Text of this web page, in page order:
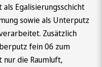
Egalisierungsschicht
sowie als Unterputz
Zusätzlich
fein 06 zum
nur die Raumluft,